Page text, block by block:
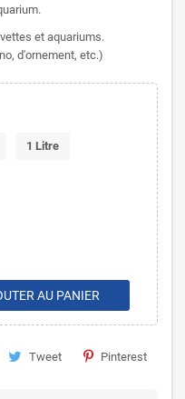
et aquariums.
d'ornement, etc.)
1 Litre
AU PANIER
Tweet Pinterest